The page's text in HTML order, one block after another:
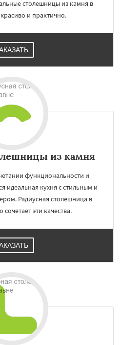
столешницы из камня в
и практично.
из камня
функциональности и
идеальная кухня с стильным и
Радиусная столешница в
сочетает эти качества.